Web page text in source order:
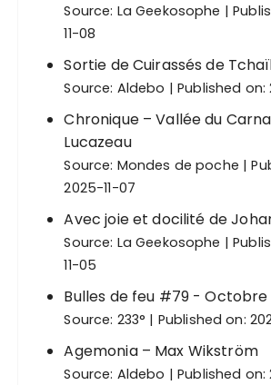
Source: La Geekosophe
11-08
Sortie de Cuirassés de
Source: Aldebo Published on:
Chronique – Vallée du
Lucazeau
Source: Mondes de poche
2025-11-07
Avec joie et docilité de
Source: La Geekosophe
11-05
Bulles de feu #79 - Octobre
Source: 233° Published on:
Agemonia – Max Wikström
Source: Aldebo Published on: